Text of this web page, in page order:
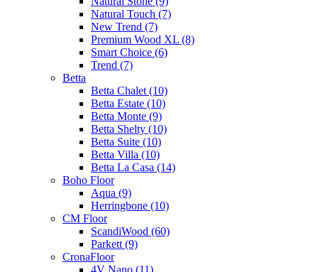
Natural Touch (7)
New Trend (7)
Premium Wood XL (8)
Smart Choice (6)
Trend (7)
Betta
Betta Chalet (10)
Betta Estate (10)
Betta Monte (9)
Betta Shelty (10)
Betta Suite (10)
Betta Villa (10)
Betta La Casa (14)
Boho Floor
Aqua (9)
Herringbone (10)
CM Floor
ScandiWood (60)
Parkett (9)
CronaFloor
4V Nano (11)